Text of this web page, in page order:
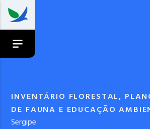
INVENTÁRIO FLORESTAL,
DE FAUNA E EDUCAÇÃO
Sergipe